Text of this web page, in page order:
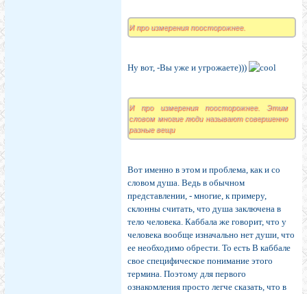
И про измерения поосторожнее.
Ну вот, -Вы уже и угрожаете)))
И про измерения поосторожнее. Этим
словом многие люди называют совершенно
разные вещи
Вот именно в этом и проблема, как и со
словом душа. Ведь в обычном
представлении, - многие, к примеру,
склонны считать, что душа заключена в
тело человека. Каббала же говорит, что у
человека вообще изначально нет души, что
ее необходимо обрести. То есть В каббале
свое специфическое понимание этого
термина. Поэтому для первого
ознакомления просто легче сказать, что в